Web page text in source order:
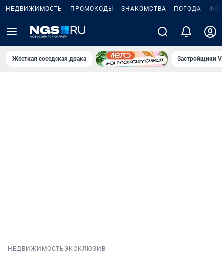
НЕДВИЖИМОСТЬ ПРОМОКОДЫ ЗНАКОМСТВА ПОГОДА
Жёсткая соседская драка Застройщики
НЕДВИЖИМОСТЬ ЭКСКЛЮЗИВ